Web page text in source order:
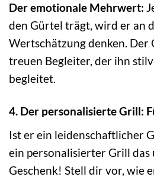
Der emotionale Mehrwert:
den Gürtel trägt, wird er an
Wertschätzung denken. Der
treuen Begleiter, der ihn
begleitet.
4. Der personalisierte Grill:
Ist er ein leidenschaftlicher
ein personalisierter Grill
Geschenk! Stell dir vor, wie